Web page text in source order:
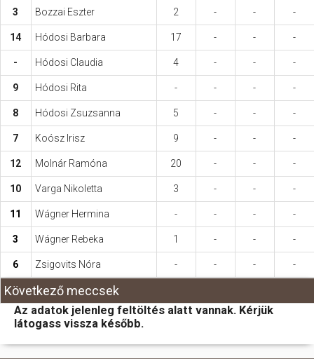
3 Bozzai Eszter 2 - - -
14 Hódosi Barbara 17 - - -
- Hódosi Claudia 4 - - -
9 Hódosi Rita - - - -
8 Hódosi Zsuzsanna 5 - - -
7 Koósz Irisz 9 - - -
12 Molnár Ramóna 20 - - -
10 Varga Nikoletta 3 - - -
11 Wágner Hermina - - - -
3 Wágner Rebeka 1 - - -
6 Zsigovits Nóra - - - -
Következő meccsek
Az adatok jelenleg feltöltés alatt vannak. Kérjük
látogass vissza később.